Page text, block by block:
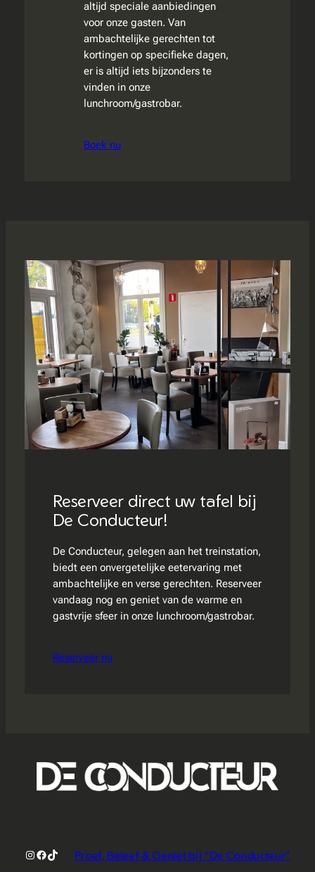
altijd speciale aanbiedingen
voor onze gasten. Van
ambachtelijke gerechten tot
kortingen op specifieke dagen,
er is altijd iets bijzonders te
vinden in onze
lunchroom/gastrobar.
Boek nu
Reserveer direct uw tafel bij
De Conducteur!
De Conducteur, gelegen aan het treinstation,
biedt een onvergetelijke eetervaring met
ambachtelijke en verse gerechten. Reserveer
vandaag nog en geniet van de warme en
gastvrije sfeer in onze lunchroom/gastrobar.
Reserveer nu
Instagram
Facebook
TikTokProef, Beleef & Geniet bij "De Conducteur"